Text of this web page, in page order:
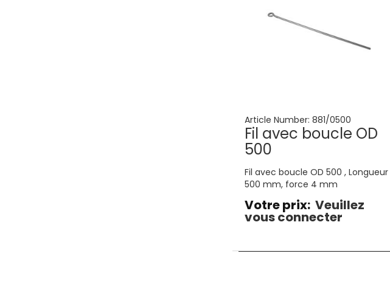
Article Number: 881/0500
Fil avec boucle OD
500
Fil avec boucle OD 500 , Longueur
500 mm, force 4 mm
Votre prix: Veuillez
vous connecter